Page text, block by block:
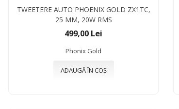
TWEETERE AUTO PHOENIX GOLD ZX1TC,
25 MM, 20W RMS
499,00 Lei
Phonix Gold
ADAUGĂ ÎN COȘ